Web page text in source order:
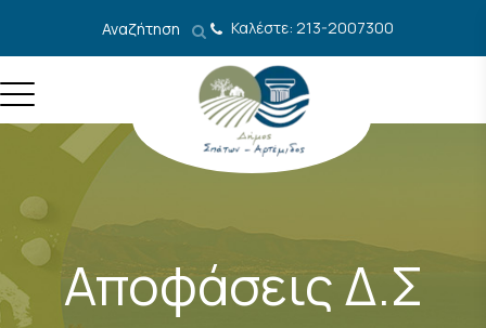
Αναζήτηση Καλέστε: 213-2007300
Αποφάσεις Δ.Σ